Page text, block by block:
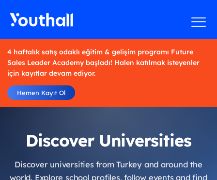
4 haftalık satış odaklı eğitim & gelişim programı Future
Sales Leader Academy başladı! Halen katılmak isteyenler
için kayıtlar devam ediyor.
Hemen Kayıt Ol
Discover Universities
Discover universities from Turkey and around the
world. Explore school profiles, follow events and find